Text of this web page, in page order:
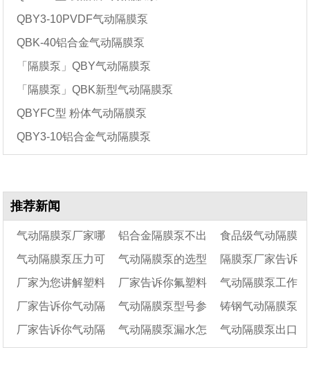
QBY3-10PVDF气动隔膜泵
QBK-40铝合金气动隔膜泵
「隔膜泵」QBY气动隔膜泵
「隔膜泵」QBK新型气动隔膜泵
QBYFC型 粉体气动隔膜泵
QBY3-10铝合金气动隔膜泵
推荐新闻
气动隔膜泵厂家哪
家好？
铝合金隔膜泵不出
液体的七个原因（铝
合金气动隔膜泵工作
原理）
食品级气动隔膜
泵如何清洗及日常
维护保养方法
气动隔膜泵压力可
以达到多少
气动隔膜泵的选型
方法及选型参数
隔膜泵厂家告诉
你隔膜泵有哪几个
型号
厂家为您讲解塑料
气动隔膜泵的七大注
意事项
厂家告诉你氟塑料
气动隔膜泵在油漆喷
涂行业使用
气动隔膜泵工作
原理及常见故障排
厂家告诉你气动隔
膜泵在各个领域的应
气动隔膜泵型号参
数表（气动隔膜泵可
铸钢气动隔膜泵
的10大特点
厂家告诉你气动隔 气动隔膜泵漏水怎 气动隔膜泵出口